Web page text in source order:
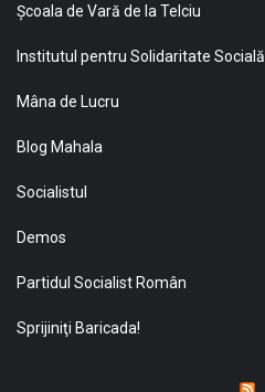
Şcoala de Vară de la Telciu
Institutul pentru Solidaritate Socială
Mâna de Lucru
Blog Mahala
Socialistul
Demos
Partidul Socialist Român
Sprijiniţi Baricada!